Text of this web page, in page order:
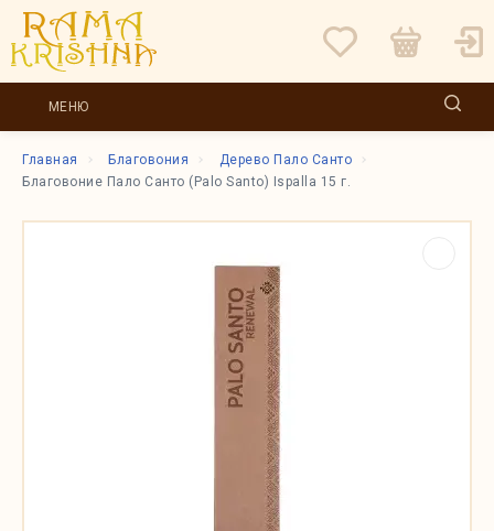
МЕНЮ
Главная Благовония
Дерево Пало Санто
Благовоние Пало Санто (Palo Santo) Ispalla 15 г.